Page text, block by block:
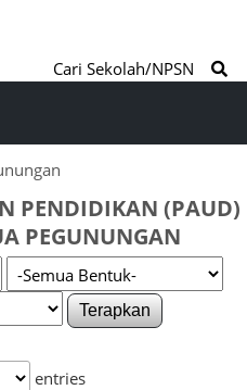
Cari Sekolah/NPSN
PENDIDIKAN (PAUD)
PEGUNUNGAN
Terapkan
entries